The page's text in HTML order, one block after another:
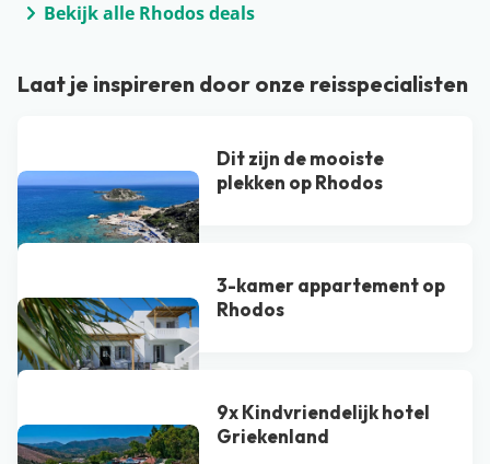
Bekijk alle Rhodos deals
Laat je inspireren door onze reisspecialisten
Dit zijn de mooiste
plekken op Rhodos
3-kamer appartement op
Rhodos
9x Kindvriendelijk hotel
Griekenland